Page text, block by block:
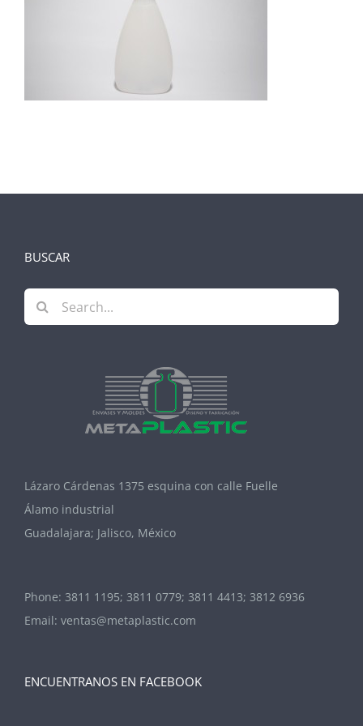
BUSCAR
Search
for:
Lázaro Cárdenas 1375 esquina con calle Fuelle
Álamo industrial
Guadalajara; Jalisco, México
Phone: 3811 1195; 3811 0779; 3811 4413; 3812 6936
Email: ventas@metaplastic.com
ENCUENTRANOS EN FACEBOOK